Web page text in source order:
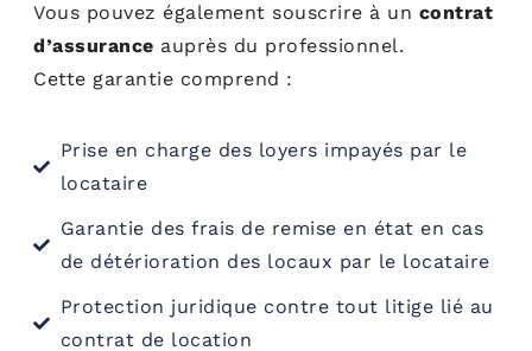
Vous pouvez également souscrire à un contrat
d’assurance auprès du professionnel.
Cette garantie comprend :
Prise en charge des loyers impayés par le
locataire
Garantie des frais de remise en état en cas
de détérioration des locaux par le locataire
Protection juridique contre tout litige lié au
contrat de location